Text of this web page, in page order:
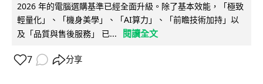
2026 年的電腦選購基準已經全面升級。除了基本效能，「極致
輕量化」、「機身美學」、「AI算力」、「前瞻技術加持」以
及「品質與售後服務」 已...
閱讀全文
7 分享